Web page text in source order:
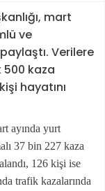
mart
ve
Verilere
500 kaza
hayatını
ayında yurt
37 bin 227 kaza
126 kişi ise
trafik kazalarında